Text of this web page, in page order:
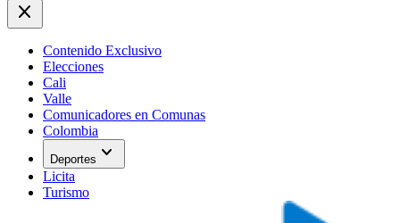
close
Contenido Exclusivo
Elecciones
Cali
Valle
Comunicadores en Comunas
Colombia
Deportes expand_more
Licita
Turismo